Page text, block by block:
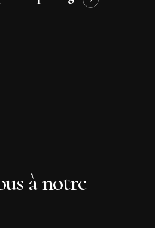
à notre